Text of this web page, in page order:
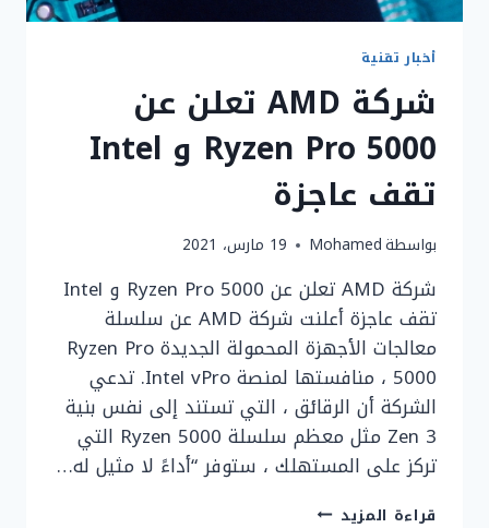
أخبار تقنية
شركة AMD تعلن عن
Ryzen Pro 5000 و Intel
تقف عاجزة
بواسطةMohamed 19 مارس، 2021
شركة AMD تعلن عن Ryzen Pro 5000 و Intel
تقف عاجزة أعلنت شركة AMD عن سلسلة
معالجات الأجهزة المحمولة الجديدة Ryzen Pro
5000 ، منافستها لمنصة Intel vPro. تدعي
الشركة أن الرقائق ، التي تستند إلى نفس بنية
Zen 3 مثل معظم سلسلة Ryzen 5000 التي
تركز على المستهلك ، ستوفر “أداءً لا مثيل له…
قراءة المزيد شركة